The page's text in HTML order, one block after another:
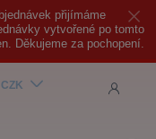
přijímáme
vytvořené po tomto
Děkujeme za pochopení.
CZK